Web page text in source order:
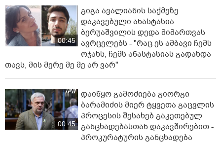
00:45
გიგა ავალიანის საქმეზე
დაკავებული ანასტასია
ბერუაშვილის დედა მიმართვას
ავრცელებს - "რაც ეს ამბავი ჩემს
ოჯახს, ჩემს ანასტასიას გადახდა
თავს, მის მერე მე მე არ ვარ"
00:45
დაიწყო გამოძიება გიორგი
ბარამიძის მიერ ტყვეთა გაცვლის
პროცესის შესახებ გაკეთებულ
განცხადებასთან დაკავშირებით -
პროკურატურის განცხადება